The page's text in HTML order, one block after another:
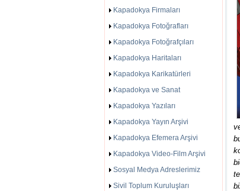
Kapadokya Firmaları
Kapadokya Fotoğrafları
Kapadokya Fotoğrafçıları
Kapadokya Haritaları
Kapadokya Karikatürleri
Kapadokya ve Sanat
Kapadokya Yazıları
Kapadokya Yayın Arşivi
Kapadokya Efemera Arşivi
Kapadokya Video-Film Arşivi
Sosyal Medya Adreslerimiz
Sivil Toplum Kuruluşları